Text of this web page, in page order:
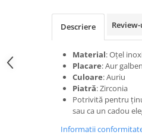
Descriere
Material: Oțel
Placare: Aur
Culoare: Auriu
Piatră: Zirconia
Potrivită pentru
sau ca un cadou
Informatii